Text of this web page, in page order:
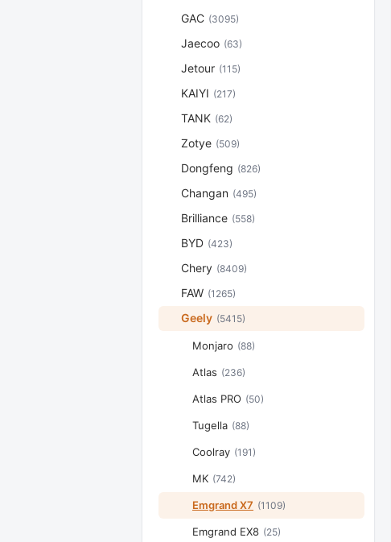
GAC (3095)
Jaecoo (63)
Jetour (115)
KAIYI (217)
TANK (62)
Zotye (509)
Dongfeng (826)
Changan (495)
Brilliance (558)
BYD (423)
Chery (8409)
FAW (1265)
Geely (5415)
Monjaro (88)
Atlas (236)
Atlas PRO (50)
Tugella (88)
Coolray (191)
MK (742)
Emgrand X7 (1109)
Emgrand EX8 (25)